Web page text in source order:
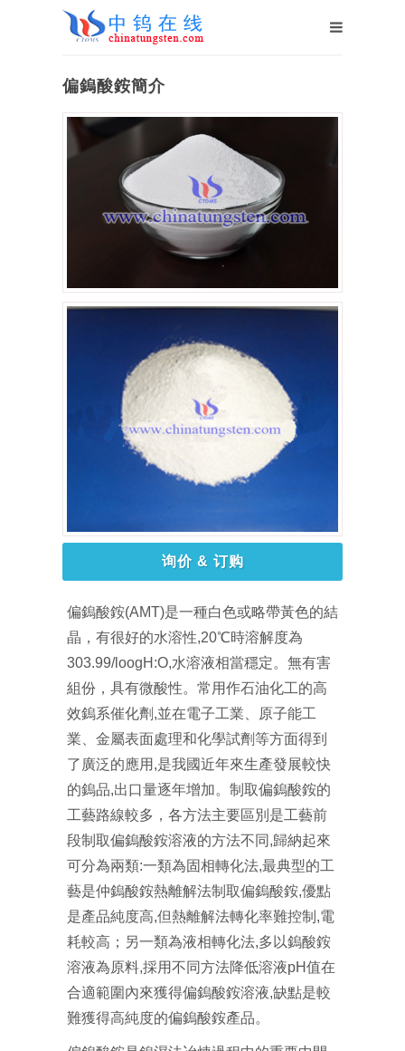
偏鎢酸銨簡介
询价 & 订购
偏鎢酸銨(AMT)是一種白色或略帶黃色的結
晶，有很好的水溶性,20℃時溶解度為
303.99/loogH:O,水溶液相當穩定。無有害
組份，具有微酸性。常用作石油化工的高
效鎢系催化劑,並在電子工業、原子能工
業、金屬表面處理和化學試劑等方面得到
了廣泛的應用,是我國近年來生產發展較快
的鎢品,出口量逐年增加。制取偏鎢酸銨的
工藝路線較多，各方法主要區別是工藝前
段制取偏鎢酸銨溶液的方法不同,歸納起來
可分為兩類:一類為固相轉化法,最典型的工
藝是仲鎢酸銨熱離解法制取偏鎢酸銨,優點
是產品純度高,但熱離解法轉化率難控制,電
耗較高；另一類為液相轉化法,多以鎢酸銨
溶液為原料,採用不同方法降低溶液pH值在
合適範圍內來獲得偏鎢酸銨溶液,缺點是較
難獲得高純度的偏鎢酸銨產品。